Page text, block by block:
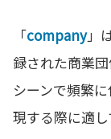
「company」
録された商業
シーンで頻繁
現する際に適し